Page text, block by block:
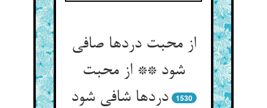
از محبت دردها صافی
شود ** از محبت
دردها شافی شود
1530